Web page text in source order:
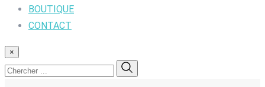
BOUTIQUE
CONTACT
×